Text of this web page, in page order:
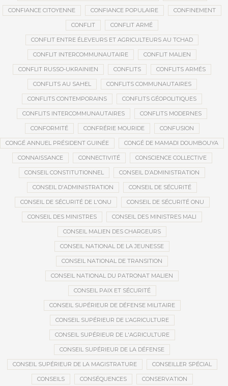
CONFIANCE CITOYENNE CONFIANCE POPULAIRE CONFINEMENT
CONFLIT CONFLIT ARMÉ
CONFLIT ENTRE ÉLEVEURS ET AGRICULTEURS AU TCHAD
CONFLIT INTERCOMMUNAUTAIRE CONFLIT MALIEN
CONFLIT RUSSO-UKRAINIEN CONFLITS CONFLITS ARMÉS
CONFLITS AU SAHEL CONFLITS COMMUNAUTAIRES
CONFLITS CONTEMPORAINS CONFLITS GÉOPOLITIQUES
CONFLITS INTERCOMMUNAUTAIRES CONFLITS MODERNES
CONFORMITÉ CONFRÉRIE MOURIDE CONFUSION
CONGÉ ANNUEL PRÉSIDENT GUINÉE CONGÉ DE MAMADI DOUMBOUYA
CONNAISSANCE CONNECTIVITÉ CONSCIENCE COLLECTIVE
CONSEIL CONSTITUTIONNEL CONSEIL D’ADMINISTRATION
CONSEIL D'ADMINISTRATION CONSEIL DE SÉCURITÉ
CONSEIL DE SÉCURITÉ DE L'ONU CONSEIL DE SÉCURITÉ ONU
CONSEIL DES MINISTRES CONSEIL DES MINISTRES MALI
CONSEIL MALIEN DES CHARGEURS
CONSEIL NATIONAL DE LA JEUNESSE
CONSEIL NATIONAL DE TRANSITION
CONSEIL NATIONAL DU PATRONAT MALIEN
CONSEIL PAIX ET SÉCURITÉ
CONSEIL SUPÉRIEUR DE DÉFENSE MILITAIRE
CONSEIL SUPÉRIEUR DE L’AGRICULTURE
CONSEIL SUPÉRIEUR DE L'AGRICULTURE
CONSEIL SUPÉRIEUR DE LA DÉFENSE
CONSEIL SUPÉRIEUR DE LA MAGISTRATURE CONSEILLER SPÉCIAL
CONSEILS CONSÉQUENCES CONSERVATION